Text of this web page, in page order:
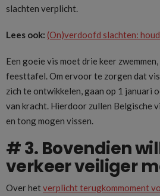
slachten verplicht.
Lees ook: (On)verdoofd slachten:
Een goeie vis moet drie keer
feesttafel. Om ervoor te zorgen dat
zich te ontwikkelen, gaan op 1 januari
van kracht. Hierdoor zullen Belgische
en tong mogen vissen.
# 3. Bovendien
verkeer veiliger
Over hetverplicht terugkommoment